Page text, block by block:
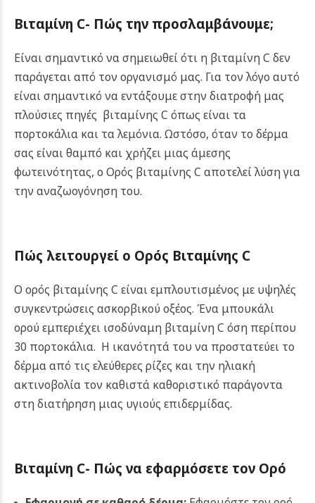
Βιταμίνη C- Πώς την προσλαμβάνουμε;
Είναι σημαντικό να σημειωθεί ότι η βιταμίνη C δεν
παράγεται από τον οργανισμό μας. Για τον λόγο αυτό
είναι σημαντικό να εντάξουμε στην διατροφή μας
πλούσιες πηγές βιταμίνης C όπως είναι τα
πορτοκάλια και τα λεμόνια. Ωστόσο, όταν το δέρμα
σας είναι θαμπό και χρήζει μιας άμεσης
φωτεινότητας, ο Ορός βιταμίνης C αποτελεί λύση για
την αναζωογόνηση του.
Πώς λειτουργεί ο Ορός Βιταμίνης C
Ο ορός βιταμίνης C είναι εμπλουτισμένος με υψηλές
συγκεντρώσεις ασκορβικού οξέος. Ένα μπουκάλι
ορού εμπεριέχει ισοδύναμη βιταμίνη C όση περίπου
30 πορτοκάλια. Η ικανότητά του να προστατεύει το
δέρμα από τις ελεύθερες ρίζες και την ηλιακή
ακτινοβολία τον καθιστά καθοριστικό παράγοντα
στη διατήρηση μιας υγιούς επιδερμίδας.
Βιταμίνη C- Πώς να εφαρμόσετε τον Ορό